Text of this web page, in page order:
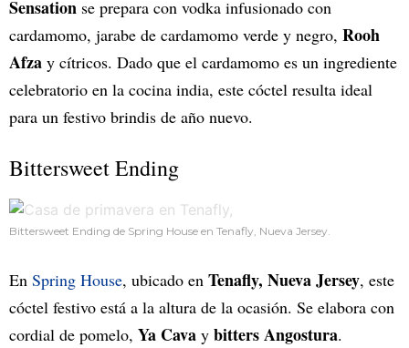
Sensation se prepara con vodka infusionado con
cardamomo, jarabe de cardamomo verde y negro, Rooh
Afza y cítricos. Dado que el cardamomo es un ingrediente
celebratorio en la cocina india, este cóctel resulta ideal
para un festivo brindis de año nuevo.
Bittersweet Ending
Bittersweet Ending de Spring House en Tenafly, Nueva Jersey.
En Spring House, ubicado en Tenafly, Nueva Jersey, este
cóctel festivo está a la altura de la ocasión. Se elabora con
cordial de pomelo, Ya Cava y bitters Angostura.